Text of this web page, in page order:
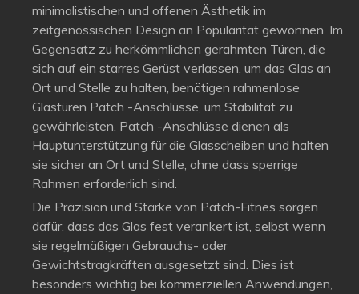
minimalistischen und offenen Ästhetik im
zeitgenössischen Design an Popularität gewonnen. Im
Gegensatz zu herkömmlichen gerahmten Türen, die
sich auf ein starres Gerüst verlassen, um das Glas an
Ort und Stelle zu halten, benötigen rahmenlose
Glastüren Patch -Anschlüsse, um Stabilität zu
gewährleisten. Patch -Anschlüsse dienen als
Hauptunterstützung für die Glasscheiben und halten
sie sicher an Ort und Stelle, ohne dass sperrige
Rahmen erforderlich sind.
Die Präzision und Stärke von Patch-Fitnes sorgen
dafür, dass das Glas fest verankert ist, selbst wenn
sie regelmäßigen Gebrauchs- oder
Gewichtstragkräften ausgesetzt sind. Dies ist
besonders wichtig bei kommerziellen Anwendungen,